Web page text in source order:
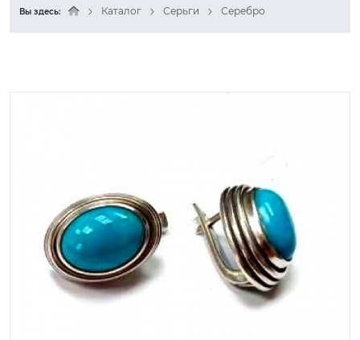
Вы здесь: Каталог Серьги Серебро